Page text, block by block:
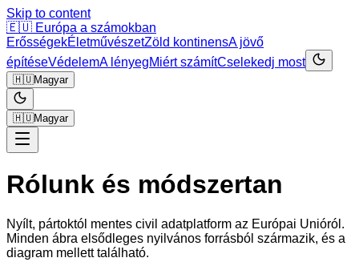
Skip to content
🇪🇺 Európa a számokban
ErősségekÉletművészetZöld kontinensA jövő
építéseVédelemA lényegMiért számítCselekedj most
🇭🇺Magyar
🇭🇺Magyar
Rólunk és módszertan
Nyílt, pártoktól mentes civil adatplatform az Európai Unióról.
Minden ábra elsődleges nyilvános forrásból származik, és a
diagram mellett található.